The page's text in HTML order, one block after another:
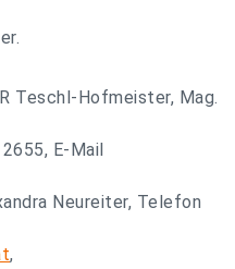
Teschl-Hofmeister, Mag.
E-Mail
Neureiter, Telefon
,